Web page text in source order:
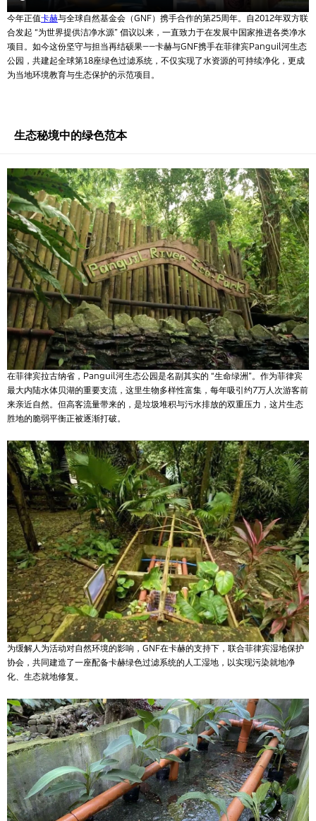
今年正值卡赫与全球自然基金会（GNF）携手合作的第25周年。自2012年双方联
合发起 “为世界提供洁净水源” 倡议以来，一直致力于在发展中国家推进各类净水
项目。如今这份坚守与担当再结硕果——卡赫与GNF携手在菲律宾Panguil河生态
公园，共建起全球第18座绿色过滤系统，不仅实现了水资源的可持续净化，更成
为当地环境教育与生态保护的示范项目。
生态秘境中的绿色范本
在菲律宾拉古纳省，Panguil河生态公园是名副其实的 “生命绿洲”。作为菲律宾
最大内陆水体贝湖的重要支流，这里生物多样性富集，每年吸引约7万人次游客前
来亲近自然。但高客流量带来的，是垃圾堆积与污水排放的双重压力，这片生态
胜地的脆弱平衡正被逐渐打破。
为缓解人为活动对自然环境的影响，GNF在卡赫的支持下，联合菲律宾湿地保护
协会，共同建造了一座配备卡赫绿色过滤系统的人工湿地，以实现污染就地净
化、生态就地修复。